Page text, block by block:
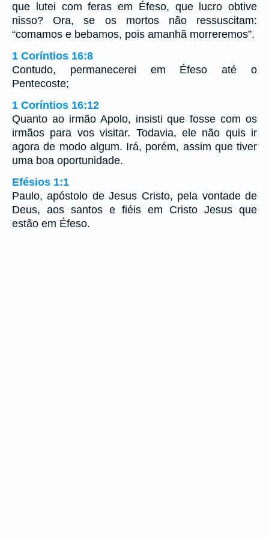
que lutei com feras em Éfeso, que lucro obtive
nisso? Ora, se os mortos não ressuscitam:
“comamos e bebamos, pois amanhã morreremos”.
1 Coríntios 16:8
Contudo, permanecerei em Éfeso até o
Pentecoste;
1 Coríntios 16:12
Quanto ao irmão Apolo, insisti que fosse com os
irmãos para vos visitar. Todavia, ele não quis ir
agora de modo algum. Irá, porém, assim que tiver
uma boa oportunidade.
Efésios 1:1
Paulo, apóstolo de Jesus Cristo, pela vontade de
Deus, aos santos e fiéis em Cristo Jesus que
estão em Éfeso.